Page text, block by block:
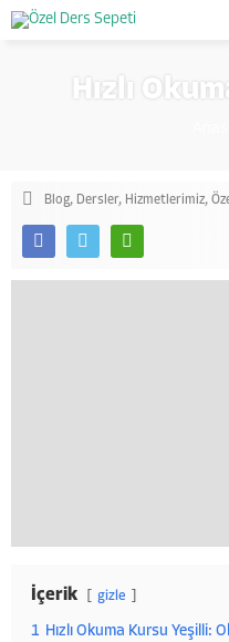
Hızlı
Blog, Dersler, Hizmetlerimiz,
İçerik gizle
1 Hızlı Okuma Kursu Yeşilli: